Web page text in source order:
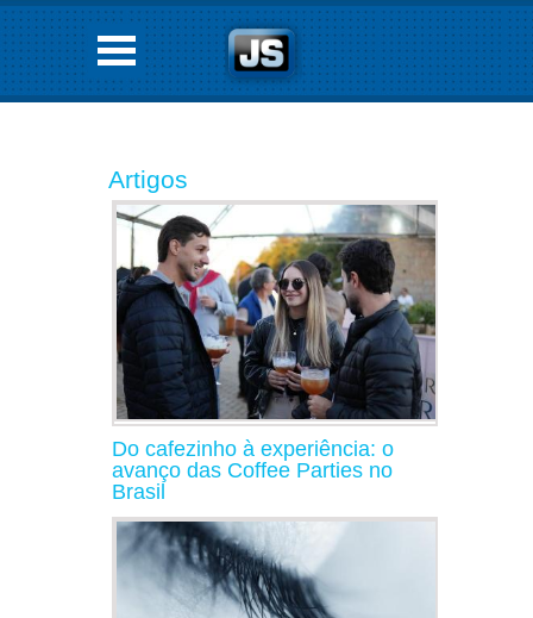
Artigos
Do cafezinho à experiência: o
avanço das Coffee Parties no
Brasil